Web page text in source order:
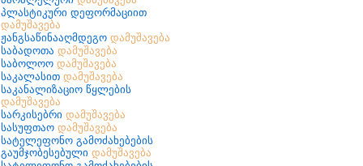
პლასტიკური დეფორმაციით
დამუშავება
ჟანგსაწინააღმდეგო დამუშავება
საბადოთა დამუშავება
საბოლოო დამუშავება
საკალასით დამუშავება
საკანალიზაციო წყლების
დამუშავება
სარკისებრი დამუშავება
სასუფთაო დამუშავება
სატელეფონო გამოძახებების
გაუმჯობესებული დამუშავება